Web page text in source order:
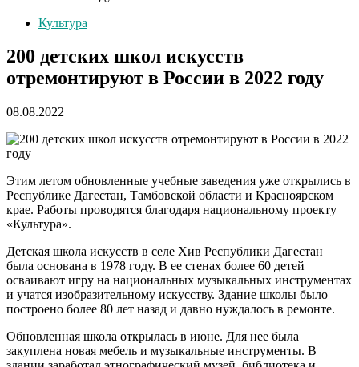
Культура
200 детских школ искусств
отремонтируют в России в 2022 году
08.08.2022
Этим летом обновленные учебные заведения уже открылись в
Республике Дагестан, Тамбовской области и Красноярском
крае. Работы проводятся благодаря национальному проекту
«Культура».
Детская школа искусств в селе Хив Республики Дагестан
была основана в 1978 году. В ее стенах более 60 детей
осваивают игру на национальных музыкальных инструментах
и учатся изобразительному искусству. Здание школы было
построено более 80 лет назад и давно нуждалось в ремонте.
Обновленная школа открылась в июне. Для нее была
закуплена новая мебель и музыкальные инструменты. В